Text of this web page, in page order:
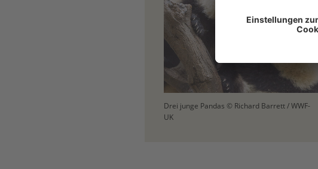
Drei junge Pandas © Richard Barrett / WWF-
UK